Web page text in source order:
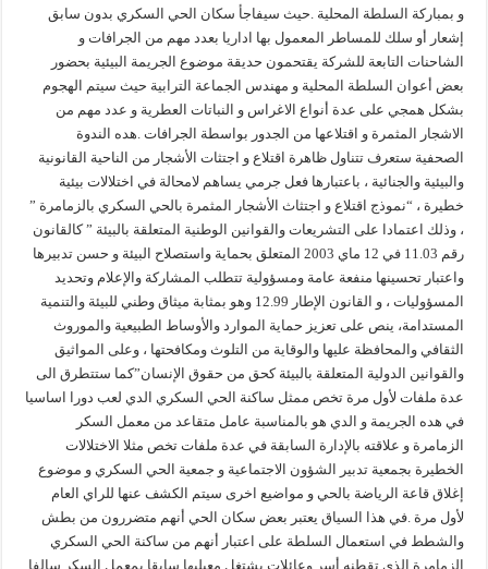
و بمباركة السلطة المحلية .حيث سيفاجأ سكان الحي السكري بدون سابق
إشعار أو سلك للمساطر المعمول بها اداريا بعدد مهم من الجرافات و
الشاحنات التابعة للشركة يقتحمون حديقة موضوع الجريمة البيئية بحضور
بعض أعوان السلطة المحلية و مهندس الجماعة الترابية حيث سيتم الهجوم
بشكل همجي على عدة أنواع الاغراس و النباتات العطرية و عدد مهم من
الاشجار المثمرة و اقتلاعها من الجدور بواسطة الجرافات .هده الندوة
الصحفية ستعرف تتناول ظاهرة اقتلاع و اجتثات الأشجار من الناحية القانونية
والبيئية والجنائية ، باعتبارها فعل جرمي يساهم لامحالة في اختلالات بيئية
خطيرة ، “نموذج اقتلاع و اجتثاث الأشجار المثمرة بالحي السكري بالزمامرة ”
، وذلك اعتمادا على التشريعات والقوانين الوطنية المتعلقة بالبيئة ” كالقانون
رقم 11.03 في 12 ماي 2003 المتعلق بحماية واستصلاح البيئة و حسن تدبيرها
واعتبار تحسينها منفعة عامة ومسؤولية تتطلب المشاركة والإعلام وتحديد
المسؤوليات ، و القانون الإطار 12.99 وهو بمثابة ميثاق وطني للبيئة والتنمية
المستدامة، ينص على تعزيز حماية الموارد والأوساط الطبيعية والموروث
الثقافي والمحافظة عليها والوقاية من التلوث ومكافحتها ، وعلى المواثيق
والقوانين الدولية المتعلقة بالبيئة كحق من حقوق الإنسان”كما ستتطرق الى
عدة ملفات لأول مرة تخص ممثل ساكنة الحي السكري الدي لعب دورا اساسيا
في هده الجريمة و الدي هو بالمناسبة عامل متقاعد من معمل السكر
الزمامرة و علاقته بالإدارة السابقة في عدة ملفات تخص مثلا الاختلالات
الخطيرة بجمعية تدبير الشؤون الاجتماعية و جمعية الحي السكري و موضوع
إغلاق قاعة الرياضة بالحي و مواضيع اخرى سيتم الكشف عنها للراي العام
لأول مرة .في هذا السياق يعتبر بعض سكان الحي أنهم متضررون من بطش
والشطط في استعمال السلطة على اعتبار أنهم من ساكنة الحي السكري
الزمامرة الذي تقطنه أسر وعائلات يشتغل معيليها سابقا بمعمل السكر سالفا.